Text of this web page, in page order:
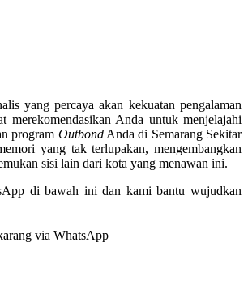
yang percaya akan kekuatan pengalaman
merekomendasikan Anda untuk menjelajahi
program OutbondAnda di Semarang Sekitar
yang tak terlupakan, mengembangkan
sisi lain dari kota yang menawan ini.
di bawah ini dan kami bantu wujudkan
via WhatsApp